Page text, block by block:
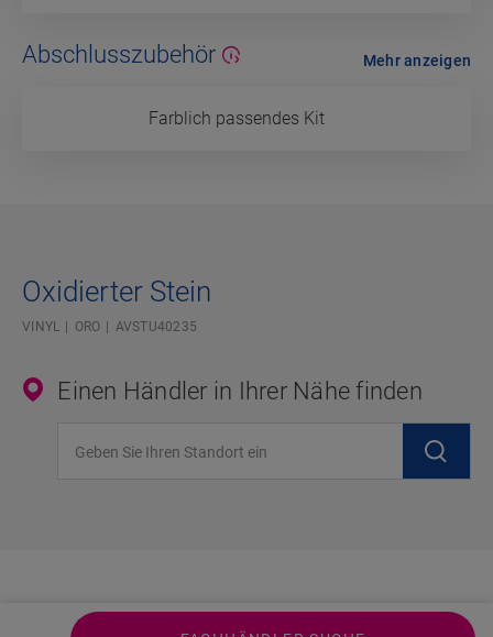
Abschlusszubehör
Farblich passendes Kit
Mehr anzeigen
Oxidierter Stein
VINYL ORO AVSTU40235
Einen Händler in Ihrer Nähe finden